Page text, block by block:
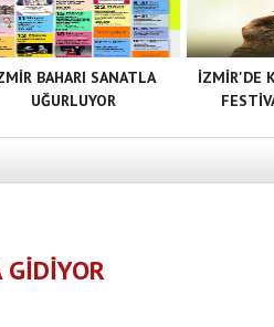
BAHARI SANATLA
UĞURLUYOR
İZMİR'DE